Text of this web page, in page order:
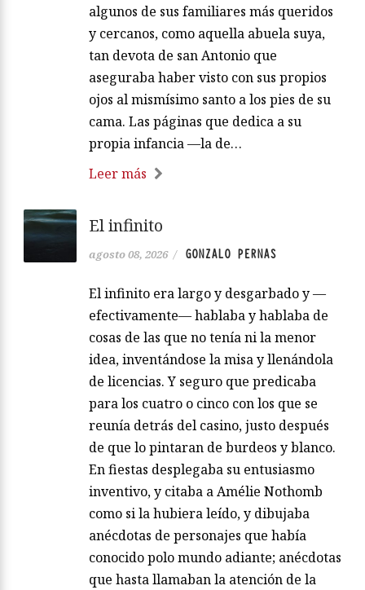
algunos de sus familiares más queridos
y cercanos, como aquella abuela suya,
tan devota de san Antonio que
aseguraba haber visto con sus propios
ojos al mismísimo santo a los pies de su
cama. Las páginas que dedica a su
propia infancia —la de…
Leer más
El infinito
agosto 08, 2026 / GONZALO PERNAS
El infinito era largo y desgarbado y —
efectivamente— hablaba y hablaba de
cosas de las que no tenía ni la menor
idea, inventándose la misa y llenándola
de licencias. Y seguro que predicaba
para los cuatro o cinco con los que se
reunía detrás del casino, justo después
de que lo pintaran de burdeos y blanco.
En fiestas desplegaba su entusiasmo
inventivo, y citaba a Amélie Nothomb
como si la hubiera leído, y dibujaba
anécdotas de personajes que había
conocido polo mundo adiante; anécdotas
que hasta llamaban la atención de la